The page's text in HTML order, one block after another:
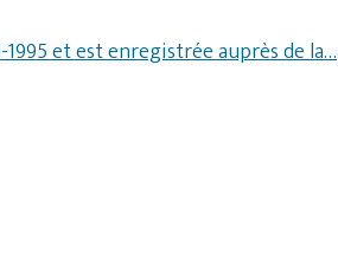
et est enregistrée auprès de la…